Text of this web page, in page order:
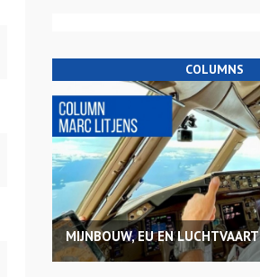
COLUMNS
MIJNBOUW, EU EN LUCHTVAART